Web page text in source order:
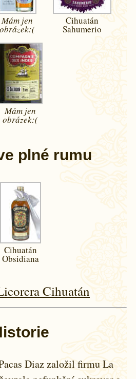
Mám jen
obrázek:(
Cihuatán
Sahumerio
Mám jen
obrázek:(
plné rumu
Cihuatán
Obsidiana
Cihuatán
Diaz založil firmu La